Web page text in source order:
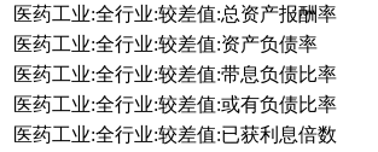
医药工业:全行业:较差值:总资产报酬率
医药工业:全行业:较差值:资产负债率
医药工业:全行业:较差值:带息负债比率
医药工业:全行业:较差值:或有负债比率
医药工业:全行业:较差值:已获利息倍数